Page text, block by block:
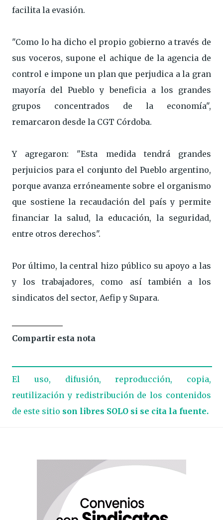
facilita la evasión.
"Como lo ha dicho el propio gobierno a través de
sus voceros, supone el achique de la agencia de
control e impone un plan que perjudica a la gran
mayoría del Pueblo y beneficia a los grandes
grupos concentrados de la economía",
remarcaron desde la CGT Córdoba.
Y agregaron: "Esta medida tendrá grandes
perjuicios para el conjunto del Pueblo argentino,
porque avanza erróneamente sobre el organismo
que sostiene la recaudación del país y permite
financiar la salud, la educación, la seguridad,
entre otros derechos".
Por último, la central hizo público su apoyo a las
y los trabajadores, como así también a los
sindicatos del sector, Aefip y Supara.
Compartir esta nota
El uso, difusión, reproducción, copia,
reutilización y redistribución de los contenidos
de este sitio son libres SOLO si se cita la fuente.